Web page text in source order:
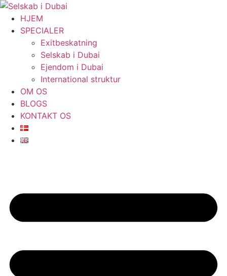
Videre
indhold
HJEM
SPECIALER
Exitbeskatning
Selskab i Dubai
Ejendom i Dubai
International struktur
OM OS
BLOGS
KONTAKT OS